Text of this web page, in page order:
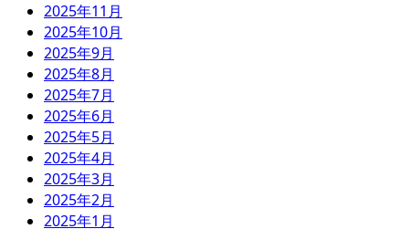
2025年11月
2025年10月
2025年9月
2025年8月
2025年7月
2025年6月
2025年5月
2025年4月
2025年3月
2025年2月
2025年1月